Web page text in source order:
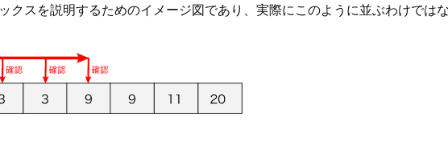
クスを説明するためのイメージ図であり、実際にこのように並ぶわけではな